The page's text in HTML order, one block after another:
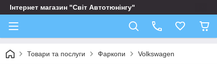
Інтернет магазин "Світ Автотюнінгу"
Товари та послуги Фаркопи Volkswagen